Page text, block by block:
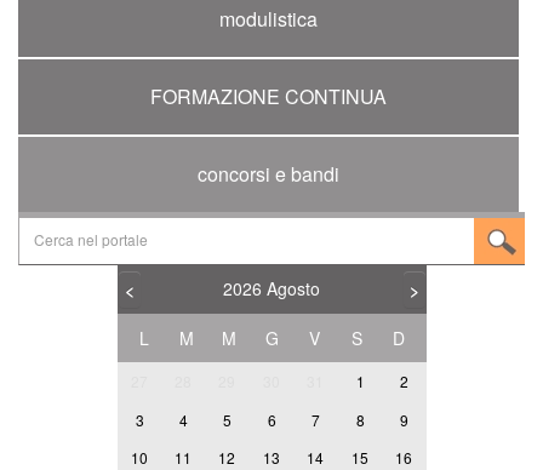
modulistica
FORMAZIONE CONTINUA
concorsi e bandi
< 2026 Agosto
>
L
M M G V S D
1
2
3
4 5 6 7 8
9
10
11 12 13 14 15
16